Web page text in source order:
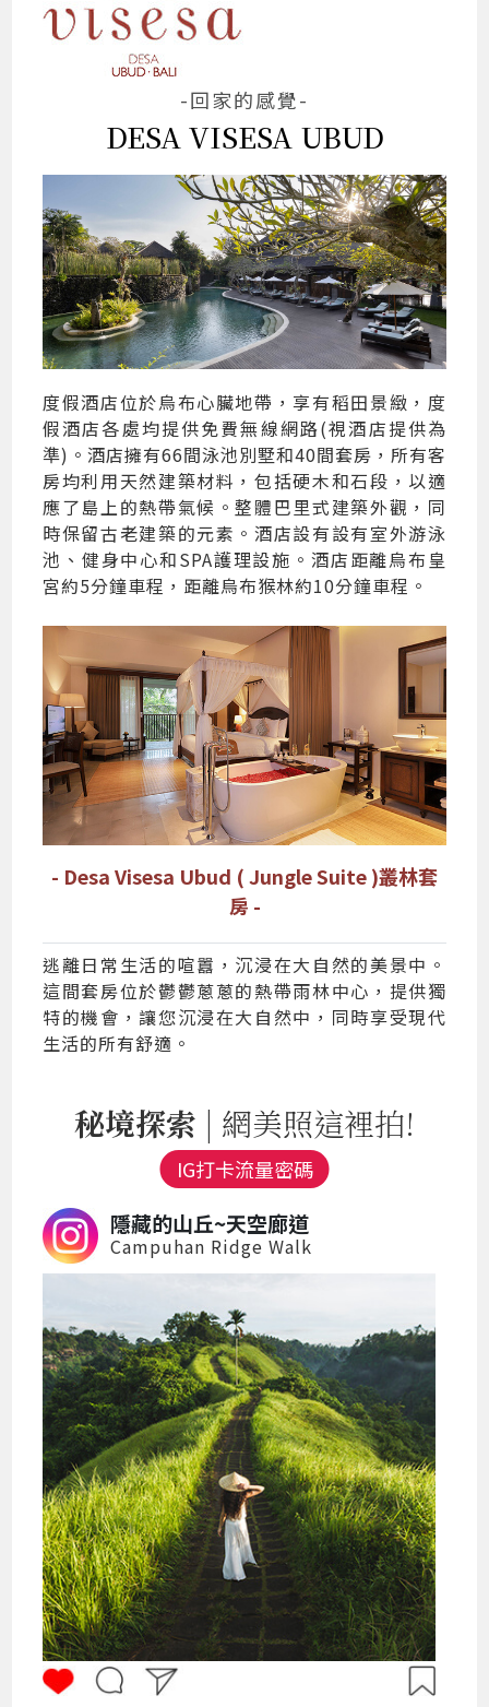
-回家的感覺-
DESA VISESA UBUD
度假酒店位於烏布心臟地帶，享有稻田景緻，度
假酒店各處均提供免費無線網路(視酒店提供為
準)。酒店擁有66間泳池別墅和40間套房，所有客
房均利用天然建築材料，包括硬木和石段，以適
應了島上的熱帶氣候。整體巴里式建築外觀，同
時保留古老建築的元素。酒店設有設有室外游泳
池、健身中心和SPA護理設施。酒店距離烏布皇
宮約5分鐘車程，距離烏布猴林約10分鐘車程。
- Desa Visesa Ubud ( Jungle Suite )叢林套
房 -
逃離日常生活的喧囂，沉浸在大自然的美景中。
這間套房位於鬱鬱蔥蔥的熱帶雨林中心，提供獨
特的機會，讓您沉浸在大自然中，同時享受現代
生活的所有舒適。
秘境探索 | 網美照這裡拍!
IG打卡流量密碼
隱藏的山丘~天空廊道
Campuhan Ridge Walk